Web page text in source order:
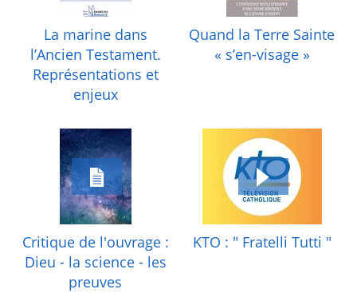
La marine dans
l’Ancien Testament.
Représentations et
enjeux
Quand la Terre Sainte
« s’en-visage »
Critique de l'ouvrage :
Dieu - la science - les
preuves
KTO : " Fratelli Tutti "